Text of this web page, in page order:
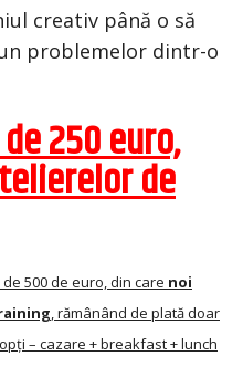
creativ până o să
problemelor dintr-o
250 euro,
de
500 de euro, din care noi
, rămânând de plată doar
– cazare + breakfast + lunch